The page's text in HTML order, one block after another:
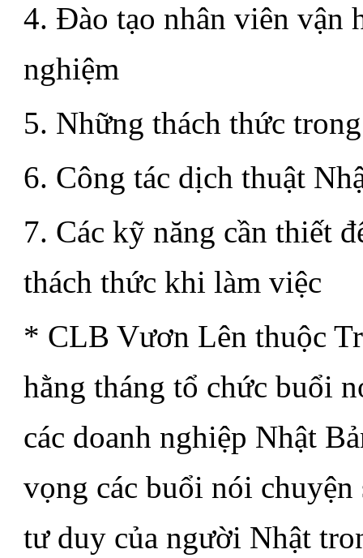
4. Đào tạo nhân viên vận
nghiệm
5. Những thách thức
6. Công tác dịch thuật
7. Các kỹ năng cần thiết
thách thức khi làm việc
* CLB Vươn Lên thuộc
hằng tháng tổ chức buổi
các doanh nghiệp Nhật
vọng các buổi nói
tư duy của người Nhật